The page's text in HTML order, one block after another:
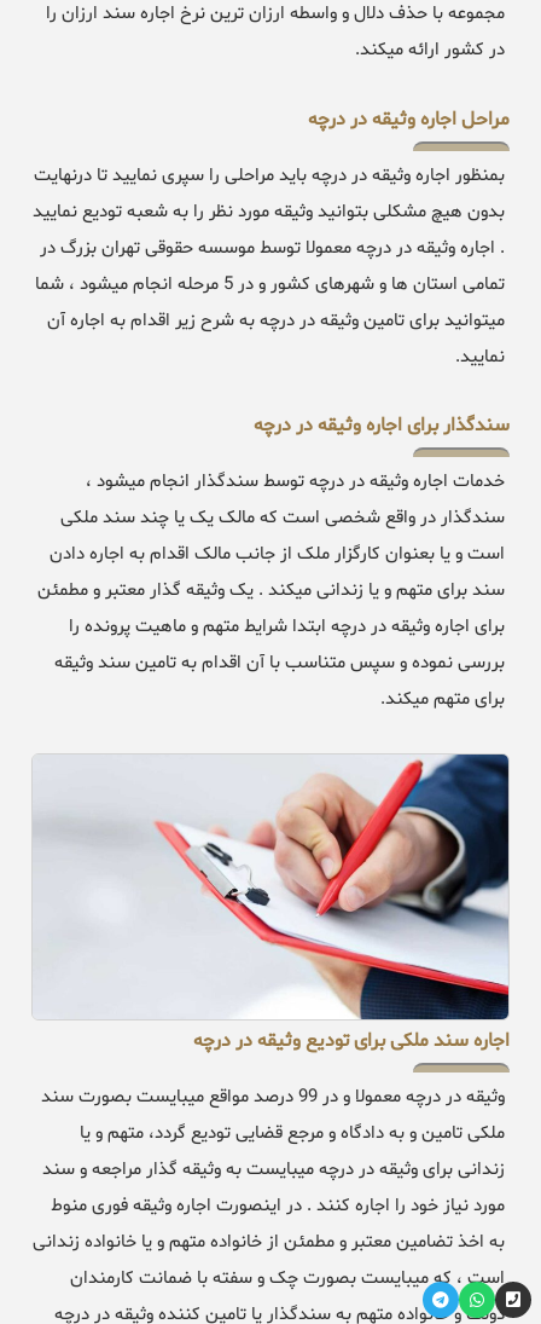
مجموعه با حذف دلال و واسطه ارزان ترین نرخ اجاره سند ارزان را
در کشور ارائه میکند.
مراحل اجاره وثیقه در درچه
بمنظور اجاره وثیقه در درچه باید مراحلی را سپری نمایید تا درنهایت
بدون هیچ مشکلی بتوانید وثیقه مورد نظر را به شعبه تودیع نمایید
. اجاره وثیقه در درچه معمولا توسط موسسه حقوقی تهران بزرگ در
تمامی استان ها و شهرهای کشور و در 5 مرحله انجام میشود ، شما
میتوانید برای تامین وثیقه در درچه به شرح زیر اقدام به اجاره آن
نمایید.
سندگذار برای اجاره وثیقه در درچه
خدمات اجاره وثیقه در درچه توسط سندگذار انجام میشود ،
سندگذار در واقع شخصی است که مالک یک یا چند سند ملکی
است و یا بعنوان کارگزار ملک از جانب مالک اقدام به اجاره دادن
سند برای متهم و یا زندانی میکند . یک وثیقه گذار معتبر و مطمئن
برای اجاره وثیقه در درچه ابتدا شرایط متهم و ماهیت پرونده را
بررسی نموده و سپس متناسب با آن اقدام به تامین سند وثیقه
برای متهم میکند.
اجاره سند ملکی برای تودیع وثیقه در درچه
وثیقه در درچه معمولا و در 99 درصد مواقع میبایست بصورت سند
ملکی تامین و به دادگاه و مرجع قضایی تودیع گردد، متهم و یا
زندانی برای وثیقه در درچه میبایست به وثیقه گذار مراجعه و سند
مورد نیاز خود را اجاره کنند . در اینصورت اجاره وثیقه فوری منوط
به اخذ تضامین معتبر و مطمئن از خانواده متهم و یا خانواده زندانی
است ، که میبایست بصورت چک و سفته با ضمانت کارمندان
دولت و خانواده متهم به سندگذار یا تامین کننده وثیقه در درچه